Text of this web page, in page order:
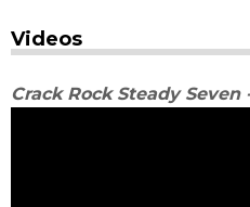
Videos
Crack Rock Steady